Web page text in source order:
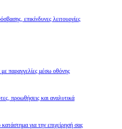
επικίνδυνες λειτουργίες
με παραγγελίες μέσω οθόνης
προωθήσεις και αναλυτικά
για την επιχείρησή σας